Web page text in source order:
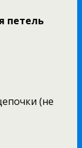
петель
(не